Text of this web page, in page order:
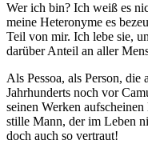
Wer ich bin? Ich weiß es
meine Heteronyme es
Teil von mir. Ich lebe sie,
darüber Anteil an aller
Als Pessoa, als Person, die
Jahrhunderts noch vor
seinen Werken
stille Mann, der im Leben
doch auch so vertraut!